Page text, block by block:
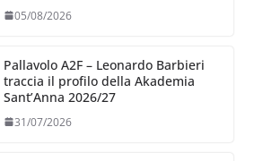
05/08/2026
Pallavolo A2F – Leonardo Barbieri
traccia il profilo della Akademia
Sant’Anna 2026/27
31/07/2026